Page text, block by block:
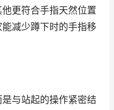
更符合手指天然位置
减少蹲下时的手指移
与站起的操作紧密结